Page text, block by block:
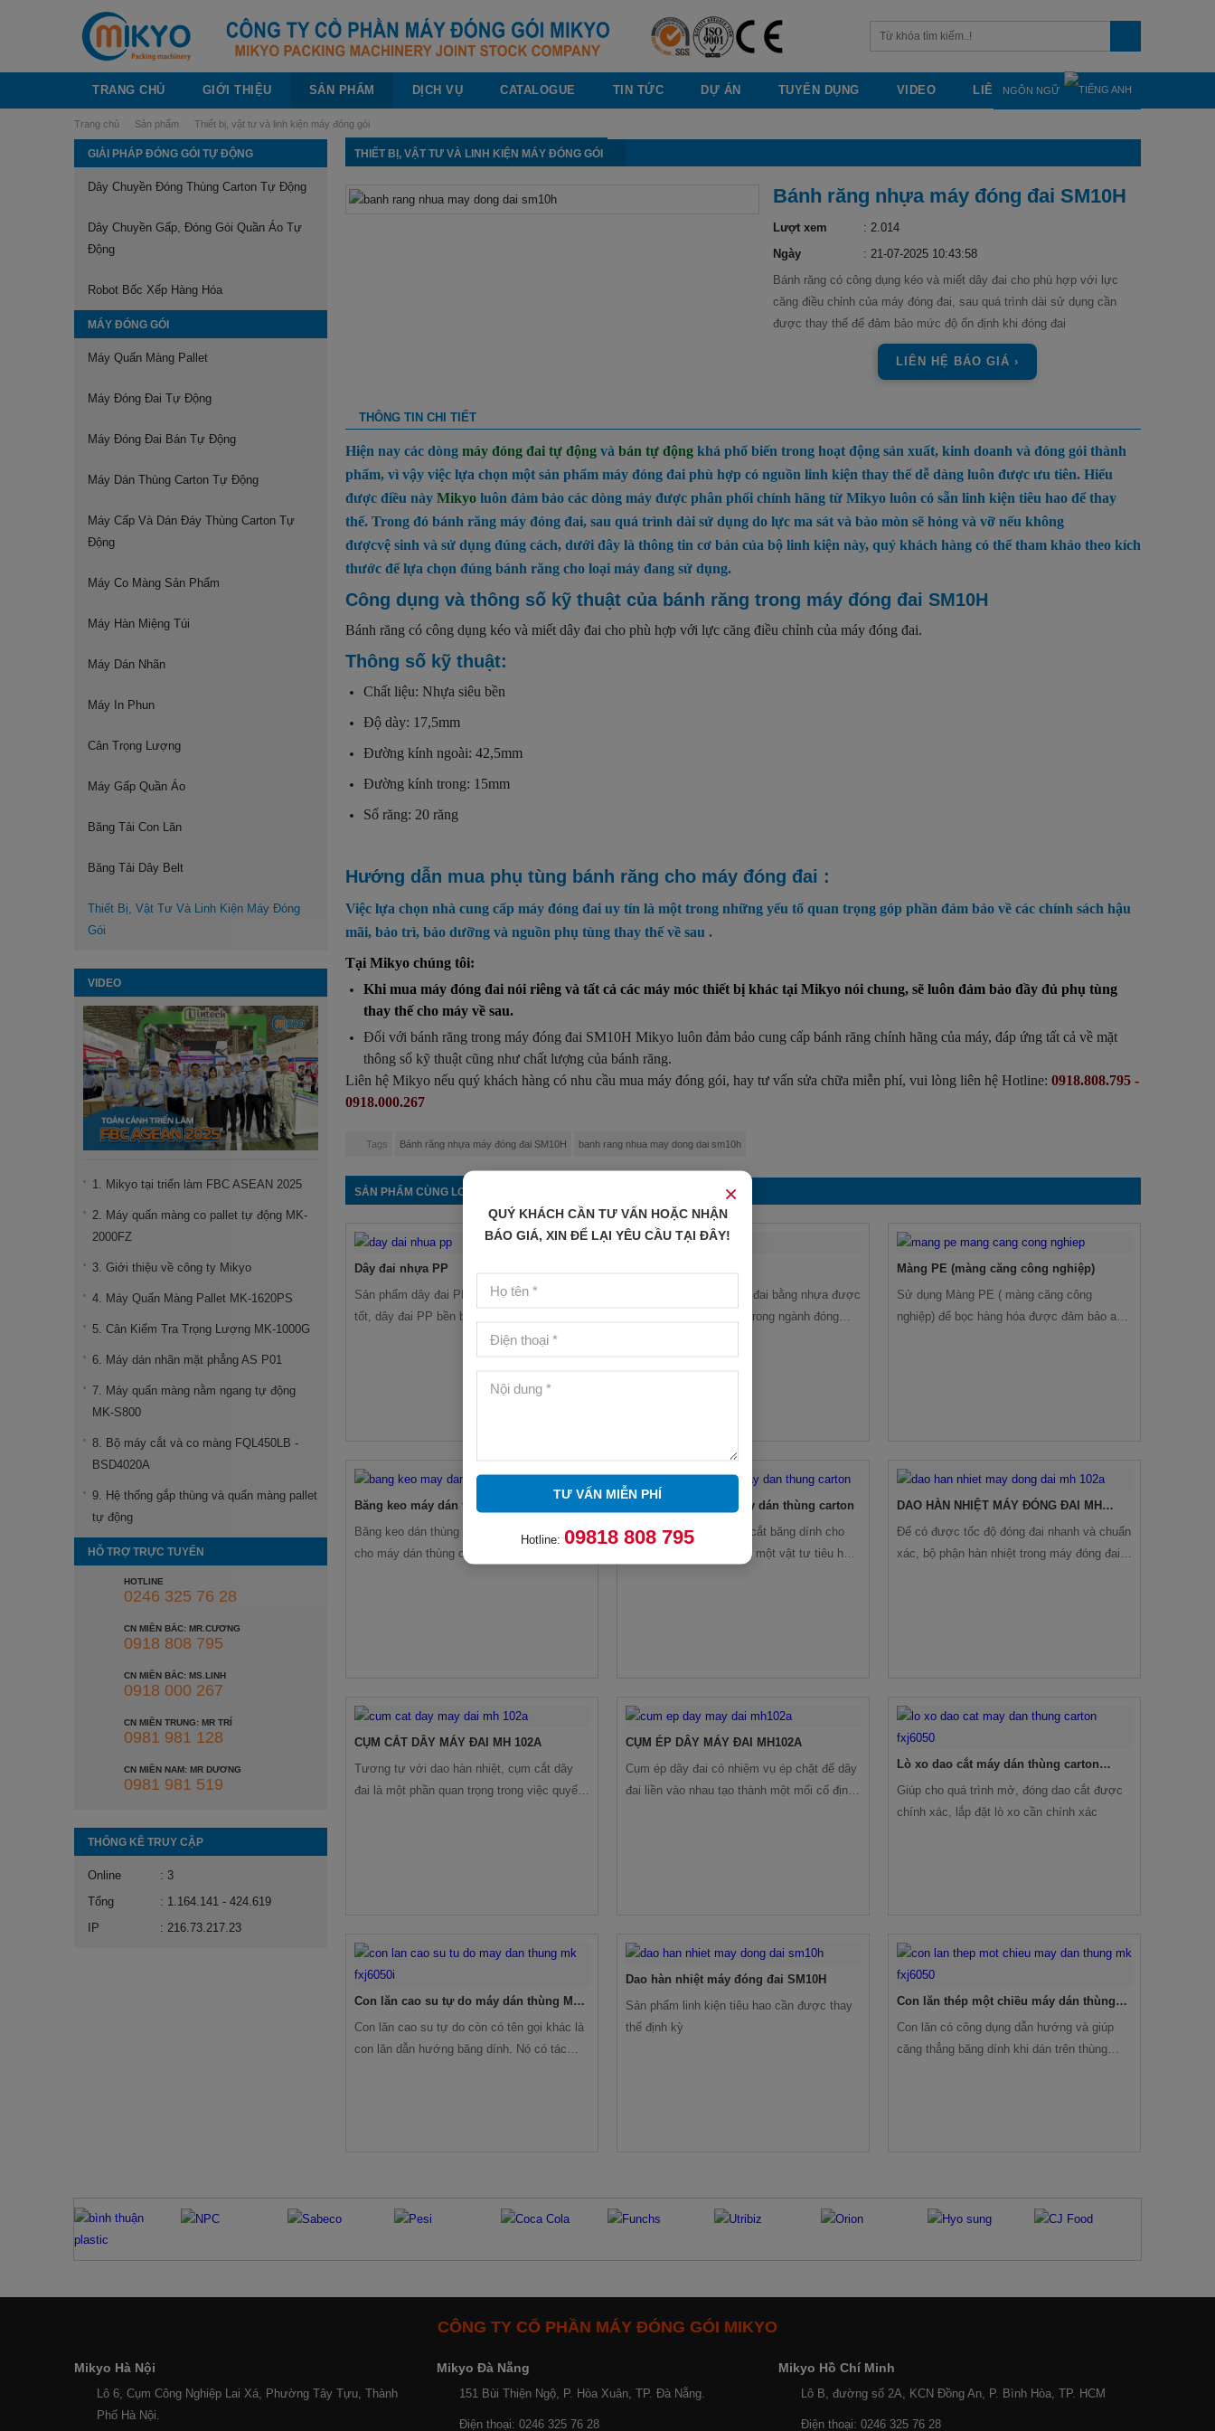
TRANG CHỦ GIỚI THIỆU SẢN PHẨM DỊCH VỤ CATALOGUE TIN TỨC DỰ ÁN TUYỂN DỤNG VIDEO LIÊN HỆNGÔN NGỮ
Trang chủ Sản phẩm Thiết bị, vật tư và linh kiện máy đóng gói
THIẾT BỊ, VẬT TƯ VÀ LINH KIỆN MÁY ĐÓNG GÓI
Bánh răng nhựa máy đóng đai SM10H
Lượt xem
: 2.014
Ngày
: 21-07-2025 10:43:58
Bánh răng có công dụng kéo và miết dây đai cho phù hợp với lực
căng điều chỉnh của máy đóng đai, sau quá trình dài sử dụng cần
được thay thế để đảm bảo mức độ ổn định khi đóng đai
LIÊN HỆ BÁO GIÁ ›
THÔNG TIN CHI TIẾT
Hiện nay các dòng máy đóng đai tự động và bán tự động khá phổ biến trong hoạt động sản xuất, kinh doanh và đóng gói thành
phẩm, vì vậy việc lựa chọn một sản phẩm máy đóng đai phù hợp có nguồn linh kiện thay thế dễ dàng luôn được ưu tiên. Hiểu
được điều này Mikyo luôn đảm bảo các dòng máy được phân phối chính hãng từ Mikyo luôn có sẵn linh kiện tiêu hao để thay
thế. Trong đó bánh răng máy đóng đai, sau quá trình dài sử dụng do lực ma sát và bào mòn sẽ hỏng và vỡ nếu không
đượcvệ sinh và sử dụng đúng cách, dưới đây là thông tin cơ bản của bộ linh kiện này, quý khách hàng có thể tham khảo theo kích
thước để lựa chọn đúng bánh răng cho loại máy đang sử dụng.
Công dụng và thông số kỹ thuật của bánh răng trong máy đóng đai SM10H
Bánh răng có công dụng kéo và miết dây đai cho phù hợp với lực căng điều chỉnh của máy đóng đai.
Thông số kỹ thuật:
Chất liệu: Nhựa siêu bền
Độ dày: 17,5mm
Đường kính ngoài: 42,5mm
Đường kính trong: 15mm
Số răng: 20 răng
Hướng dẫn mua phụ tùng bánh răng cho máy đóng đai :
Việc lựa chọn nhà cung cấp máy đóng đai uy tín là một trong những yếu tố quan trọng góp phần đảm bảo về các chính sách hậu
mãi, bảo trì, bảo dưỡng và nguồn phụ tùng thay thế về sau .
Tại Mikyo chúng tôi:
Khi mua máy đóng đai nói riêng và tất cả các máy móc thiết bị khác tại Mikyo nói chung, sẽ luôn đảm bảo đầy đủ phụ tùng
thay thế cho máy về sau.
Đối với bánh răng trong máy đóng đai SM10H Mikyo luôn đảm bảo cung cấp bánh răng chính hãng của máy, đáp ứng tất cả về mặt
thông số kỹ thuật cũng như chất lượng của bánh răng.
Liên hệ Mikyo nếu quý khách hàng có nhu cầu mua máy đóng gói, hay tư vấn sửa chữa miễn phí, vui lòng liên hệ Hotline: 0918.808.795 -
0918.000.267
Tags Bánh răng nhựa máy đóng đai SM10H banh rang nhua may dong dai sm10h
SẢN PHẨM CÙNG LOẠI
Dây đai nhựa PP
Sản phẩm dây đai PP đóng thùng chịu lực
tốt, dây đai PP bền bỉ, phù hợp nhiều ứng
dụng đóng gói khác nhau. Đa dạng kích
thước, màu sắc, đảm bảo tính linh hoạt
Dây đai PET là loại dây đai bằng nhựa được
sản xuất phục chủ yếu trong ngành đóng
Màng PE (màng căng công nghiệp)
Sử dụng Màng PE ( màng căng công
nghiệp) để bọc hàng hóa được đảm bảo an
Băng keo máy dán thùng carton
Băng keo dán thùng Mikyo, chuyên sử dụng
cho máy dán thùng carton có độ chắc chắn
Dao cắt băng dính máy dán thùng carton
Dao cắt băng keo, lưỡi cắt băng dính cho
máy dán thùng carton là một vật tư tiêu hao
DAO HÀN NHIỆT MÁY ĐÓNG ĐAI MH
102A
Để có được tốc độ đóng đai nhanh và chuẩn
xác, bộ phận hàn nhiệt trong máy đóng đai
CỤM CẮT DÂY MÁY ĐAI MH 102A
Tương tự với dao hàn nhiệt, cụm cắt dây
đai là một phần quan trọng trong việc quyết
CỤM ÉP DÂY MÁY ĐAI MH102A
Cụm ép dây đai có nhiệm vụ ép chặt để dây
đai liền vào nhau tạo thành một mối cố định,
Lò xo dao cắt máy dán thùng carton
FXJ6050
Giúp cho quá trình mở, đóng dao cắt được
chính xác, lắp đặt lò xo cần chính xác
Con lăn cao su tự do máy dán thùng MK-
FXJ6050I
Con lăn cao su tự do còn có tên gọi khác là
con lăn dẫn hướng băng dính. Nó có tác
Dao hàn nhiệt máy đóng đai SM10H
Sản phẩm linh kiện tiêu hao cần được thay
thế định kỳ
Con lăn thép một chiều máy dán thùng
MK-FXJ6050
Con lăn có công dụng dẫn hướng và giúp
căng thẳng băng dính khi dán trên thùng
GIẢI PHÁP ĐÓNG GÓI TỰ ĐỘNG
Dây Chuyền Đóng Thùng Carton Tự Động
Dây Chuyền Gấp, Đóng Gói Quần Áo Tự
Động
Robot Bốc Xếp Hàng Hóa
MÁY ĐÓNG GÓI
Máy Quấn Màng Pallet
Máy Đóng Đai Tự Động
Máy Đóng Đai Bán Tự Động
Máy Dán Thùng Carton Tự Động
Máy Cấp Và Dán Đáy Thùng Carton Tự
Động
Máy Co Màng Sản Phẩm
Máy Hàn Miệng Túi
Máy Dán Nhãn
Máy In Phun
Cân Trọng Lượng
Máy Gấp Quần Áo
Băng Tải Con Lăn
Băng Tải Dây Belt
Thiết Bị, Vật Tư Và Linh Kiện Máy Đóng
Gói
VIDEO
1. Mikyo tại triển làm FBC ASEAN 2025
2. Máy quấn màng co pallet tự động MK-
2000FZ
3. Giới thiệu về công ty Mikyo
4. Máy Quấn Màng Pallet MK-1620PS
5. Cân Kiểm Tra Trọng Lượng MK-1000G
6. Máy dán nhãn mặt phẳng AS P01
7. Máy quấn màng nằm ngang tự động
MK-S800
8. Bộ máy cắt và co màng FQL450LB -
BSD4020A
9. Hệ thống gắp thùng và quấn màng pallet
tự động
HỖ TRỢ TRỰC TUYẾN
HOTLINE
0246 325 76 28
CN MIỀN BẮC: MR.CƯƠNG
0918 808 795
CN MIỀN BẮC: MS.LINH
0918 000 267
CN MIỀN TRUNG: MR TRÍ
0981 981 128
CN MIỀN NAM: MR DƯƠNG
0981 981 519
THỐNG KÊ TRUY CẬP
Online
: 3
Tổng
: 1.164.141 - 424.619
IP
: 216.73.217.23
CÔNG TY CỔ PHẦN MÁY ĐÓNG GÓI MIKYO
Mikyo Hà Nội
Lô 6, Cụm Công Nghiệp Lai Xá, Phường Tây Tựu, Thành
Phố Hà Nội.
Mikyo Đà Nẵng
151 Bùi Thiện Ngộ, P. Hòa Xuân, TP. Đà Nẵng.
Điện thoại: 0246 325 76 28
Mikyo Hồ Chí Minh
Lô B, đường số 2A, KCN Đồng An, P. Bình Hòa, TP. HCM
Điện thoại: 0246 325 76 28
×
QUÝ KHÁCH CẦN TƯ VẤN HOẶC NHẬN
BÁO GIÁ, XIN ĐỂ LẠI YÊU CẦU TẠI ĐÂY!
TƯ VẤN MIỄN PHÍ
Hotline: 09818 808 795